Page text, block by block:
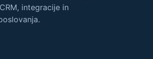
integracije in